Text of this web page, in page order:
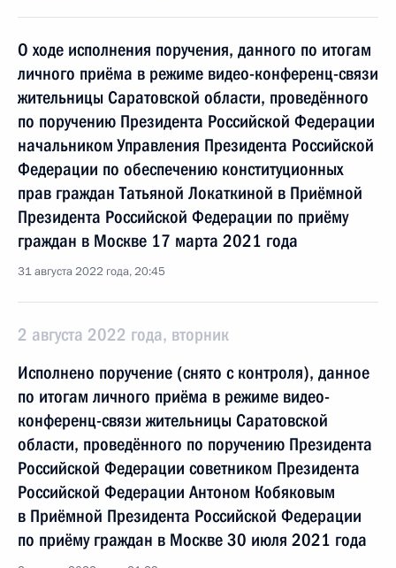
О ходе исполнения поручения, данного по итогам
личного приёма в режиме видео-конференц-связи
жительницы Саратовской области, проведённого
по поручению Президента Российской Федерации
начальником Управления Президента Российской
Федерации по обеспечению конституционных
прав граждан Татьяной Локаткиной в Приёмной
Президента Российской Федерации по приёму
граждан в Москве 17 марта 2021 года
31 августа 2022 года, 20:45
2 августа 2022 года, вторник
Исполнено поручение (снято с контроля), данное
по итогам личного приёма в режиме видео-
конференц-связи жительницы Саратовской
области, проведённого по поручению Президента
Российской Федерации советником Президента
Российской Федерации Антоном Кобяковым
в Приёмной Президента Российской Федерации
по приёму граждан в Москве 30 июля 2021 года